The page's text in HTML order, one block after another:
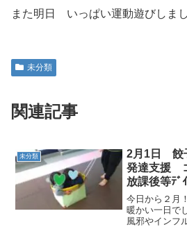
また明日 いっぱい運動遊びしまし
未分類
関連記事
未分類
2月1日 餃
発達支援
放課後等ﾃ
援 常総市
東市 守谷
今日から２月
暖かい一日で
風邪やインフ